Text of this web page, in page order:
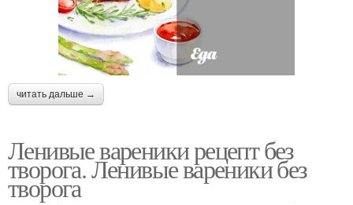
читать дальше →
Ленивые вареники рецепт без
творога. Ленивые вареники без
творога